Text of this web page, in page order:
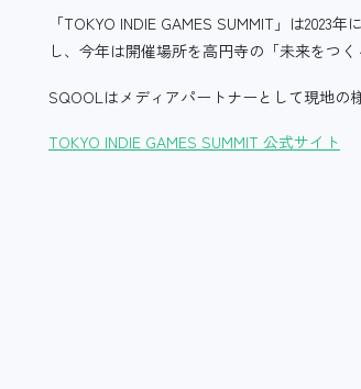
「TOKYO INDIE GAMES SUMMIT」は
し、今年は開催場所を高円寺の「未来をつ
SQOOLはメディアパートナーとして現地の
TOKYO INDIE GAMES SUMMIT 公式サイト